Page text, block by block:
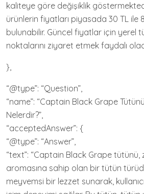
kaliteye göre değişiklik
ürünlerin fiyatları piyasada 30 TL ile
bulunabilir. Güncel fiyatlar için yerel
noktalarını ziyaret etmek faydalı
},
“@type”: “Question”,
“name”: “Captain Black Grape
Nelerdir?”,
“acceptedAnswer”: {
“@type”: “Answer”,
“text”: “Captain Black Grape tütünü,
aromasına sahip olan bir tütün
meyvemsi bir lezzet sunarak,